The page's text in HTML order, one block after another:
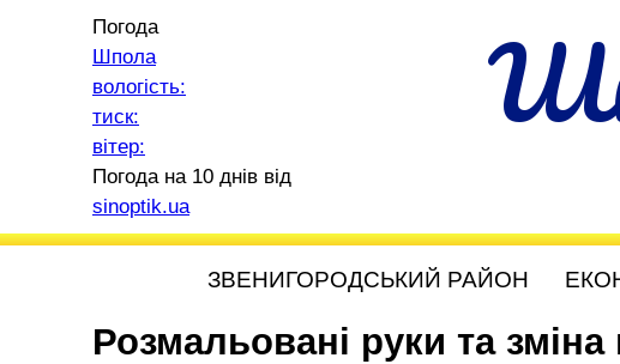
Погода
Шпола
вологість:
тиск:
вітер:
Погода на 10 днів від
sinoptik.ua
ЗВЕНИГОРОДСЬКИЙ РАЙОН
Розмальовані руки та зміна